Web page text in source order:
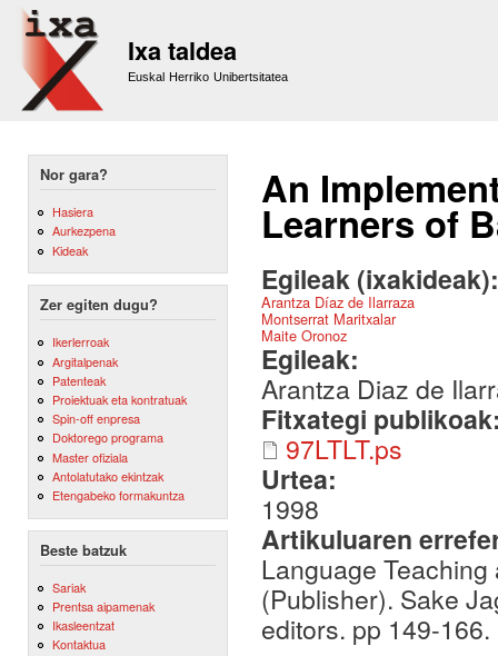
Ixa taldea
Euskal Herriko Unibertsitatea
Nor gara?
Hasiera
Aurkezpena
Kideak
Zer egiten dugu?
Ikerlerroak
Argitalpenak
Patenteak
Proiektuak eta kontratuak
Spin-off enpresa
Doktorego programa
Master ofiziala
Antolatutako ekintzak
Etengabeko formakuntza
Beste batzuk
Sariak
Prentsa aipamenak
Ikasleentzat
Kontaktua
An
Learners of
Egileak
Arantza Díaz de Ilarraza
Montserrat Maritxalar
Maite Oronoz
Egileak:
Arantza Diaz de
Fitxategi
97LTLT.ps
Urtea:
1998
Artikuluaren
Language
(Publisher). Sake
editors. pp 149-